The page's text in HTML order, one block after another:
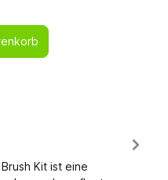
Kit ist eine